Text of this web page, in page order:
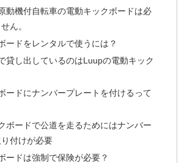
機付自転車の電動キックボードは必
ん。
ドをレンタルで使うには？
し出しているのはLuupの電動キック
ドにナンバープレートを付けるって
ードで公道を走るためにはナンバー
付けが必要
ドは強制で保険が必要？